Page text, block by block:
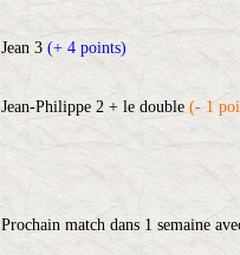
Jean 3 (+ 4 points)
Jean-Philippe 2 + le double (- 1
Prochain match dans 1 semaine